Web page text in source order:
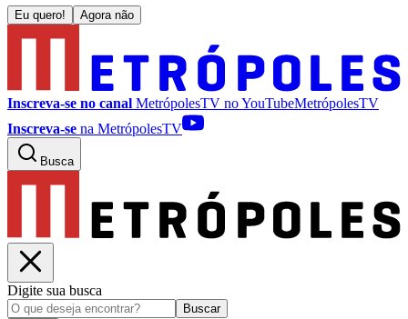
Eu quero! Agora não
Inscreva-se no canal MetrópolesTV noYouTubeMetrópolesTV
Inscreva-se na MetrópolesTV
Busca
Digite sua busca
Buscar